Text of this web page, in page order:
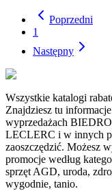
Poprzedni
1
Następny
Wszystkie katalogi
Znajdziesz tu
wyprzedażach
LECLERC i w innych
zaoszczędzić. Możesz
promocje według
sprzęt AGD, uroda,
wygodnie, tanio.